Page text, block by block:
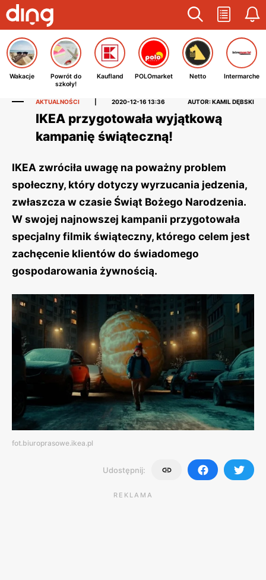
Wakacje
Powrót do
szkoły!
Kaufland POLOmarket Netto Intermarche
AKTUALNOŚCI 2020-12-16 13:36 AUTOR: KAMIL DĘBSKI
IKEA przygotowała wyjątkową
kampanię świąteczną!
IKEA zwróciła uwagę na poważny problem
społeczny, który dotyczy wyrzucania jedzenia,
zwłaszcza w czasie Świąt Bożego Narodzenia.
W swojej najnowszej kampanii przygotowała
specjalny filmik świąteczny, którego celem jest
zachęcenie klientów do świadomego
gospodarowania żywnością.
fot.biuroprasowe.ikea.pl
Udostępnij:
REKLAMA